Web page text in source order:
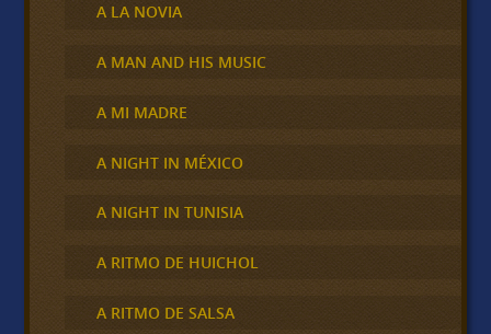
A LA NOVIA
A MAN AND HIS MUSIC
A MI MADRE
A NIGHT IN MÉXICO
A NIGHT IN TUNISIA
A RITMO DE HUICHOL
A RITMO DE SALSA